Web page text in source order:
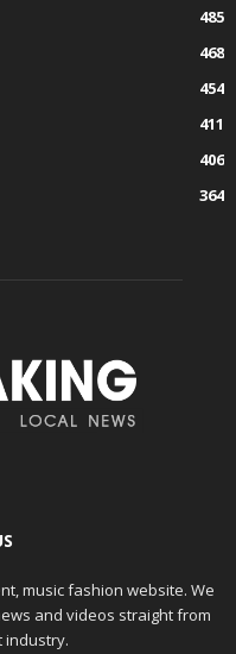
485
468
454
411
406
364
music fashion website. We
and videos straight from
industry.